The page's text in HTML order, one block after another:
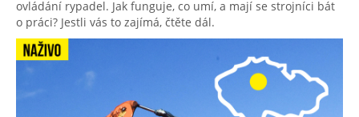
ovládání rypadel. Jak funguje, co umí, a mají se strojníci bát
o práci? Jestli vás to zajímá, čtěte dál.